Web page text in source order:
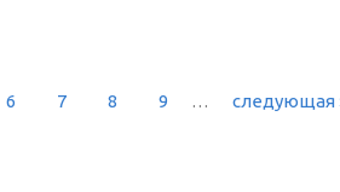
6 7 8 9 … следующая